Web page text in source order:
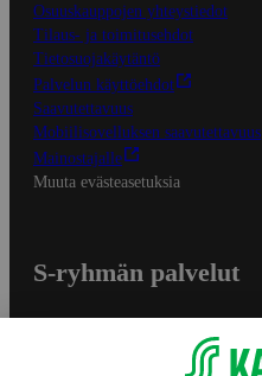
Osuuskauppojen yhteystiedot
Tilaus- ja toimitusehdot
Tietosuojakäytäntö
Palvelun käyttöehdot
Saavutettavuus
Mobiilisovelluksen saavutettavuus
Mainostajalle
Muuta evästeasetuksia
S-ryhmän palvelut